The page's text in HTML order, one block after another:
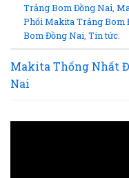
Trảng Bom Đồng Nai ,
Phối Makita Trảng Bom
Bom Đồng Nai ,Tin tức
Makita Thống Nhất
Nai